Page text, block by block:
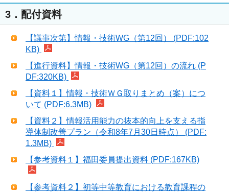
3．配付資料
【議事次第】情報・技術WG（第12回） (PDF:102
KB)
【進行資料】情報・技術WG（第12回）の流れ (P
DF:320KB)
【資料１】情報・技術ＷＧ取りまとめ（案）につ
いて (PDF:6.3MB)
【資料２】情報活用能力の抜本的向上を支える指
導体制改善プラン（令和8年7月30日時点） (PDF:
1.3MB)
【参考資料１】福田委員提出資料 (PDF:167KB)
【参考資料２】初等中等教育における教育課程の